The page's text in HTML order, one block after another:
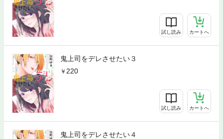
試し読み カートへ
鬼上司をデレさせたい３
220
試し読み カートへ
鬼上司をデレさせたい４